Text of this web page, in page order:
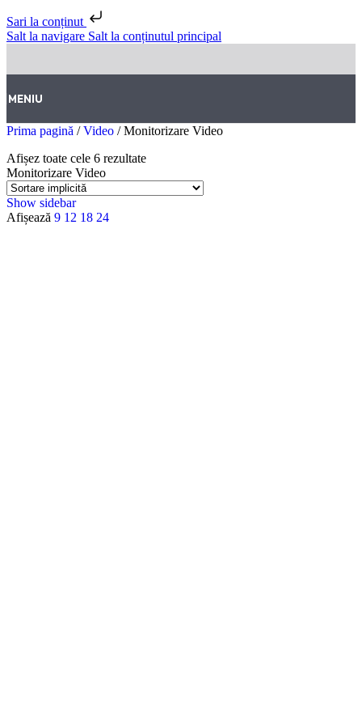
Sari la conținut
Salt la navigare Salt la conținutul principal
MENIU
Prima pagină / Video / Monitorizare Video
Afișez toate cele 6 rezultate
Monitorizare Video
Show sidebar
Afișează 9 12 18 24